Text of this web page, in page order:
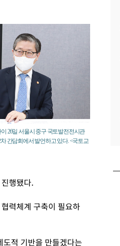
26일 서울시 중구 국토발전전시관
간담회에서 발언하고 있다. <국토교
행됐다.
력체계 구축이 필요하
적 기반을 만들겠다는